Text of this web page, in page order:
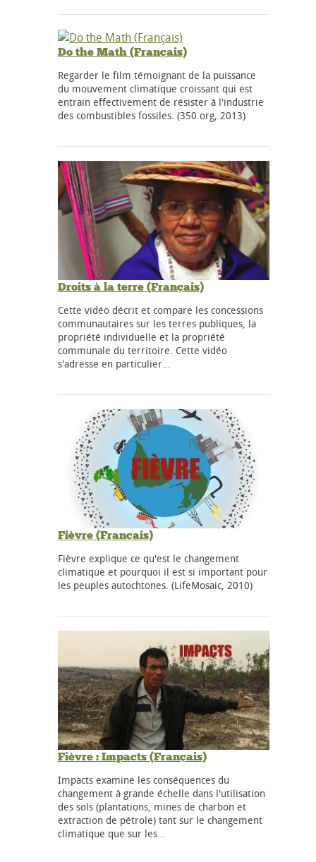
Do the Math (Français)
Regarder le film témoignant de la puissance
du mouvement climatique croissant qui est
entrain effectivement de résister à l'industrie
des combustibles fossiles. (350.org, 2013)
Droits à la terre (Français)
Cette vidéo décrit et compare les concessions
communautaires sur les terres publiques, la
propriété individuelle et la propriété
communale du territoire. Cette vidéo
s'adresse en particulier…
Fièvre (Français)
Fièvre explique ce qu'est le changement
climatique et pourquoi il est si important pour
les peuples autochtones. (LifeMosaic, 2010)
Fièvre : Impacts (Français)
Impacts examine les conséquences du
changement à grande échelle dans l'utilisation
des sols (plantations, mines de charbon et
extraction de pétrole) tant sur le changement
climatique que sur les…